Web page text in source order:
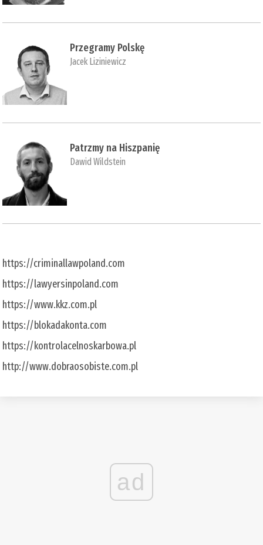
Przegramy Polskę
Jacek Liziniewicz
Patrzmy na Hiszpanię
Dawid Wildstein
https://criminallawpoland.com
https://lawyersinpoland.com
https://www.kkz.com.pl
https://blokadakonta.com
https://kontrolacelnoskarbowa.pl
http://www.dobraosobiste.com.pl
ad